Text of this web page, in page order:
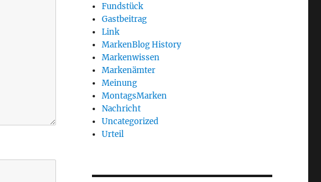
Fundstück
Gastbeitrag
Link
MarkenBlog History
Markenwissen
Markenämter
Meinung
MontagsMarken
Nachricht
Uncategorized
Urteil